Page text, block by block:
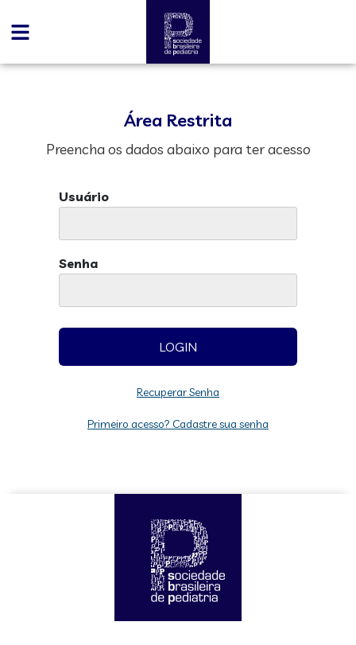
Área Restrita
Preencha os dados abaixo para ter acesso
Usuário
Senha
Recuperar Senha
Primeiro acesso? Cadastre sua senha